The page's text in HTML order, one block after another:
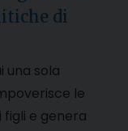
di
una sola
le
e genera